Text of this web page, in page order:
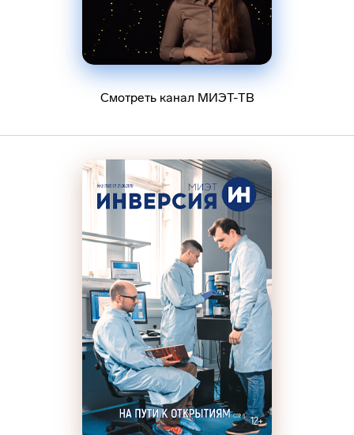
Смотреть канал МИЭТ-ТВ